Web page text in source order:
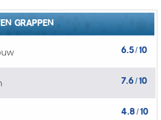
GRAPPEN
6.5/10
7.6 /10
4.8/10